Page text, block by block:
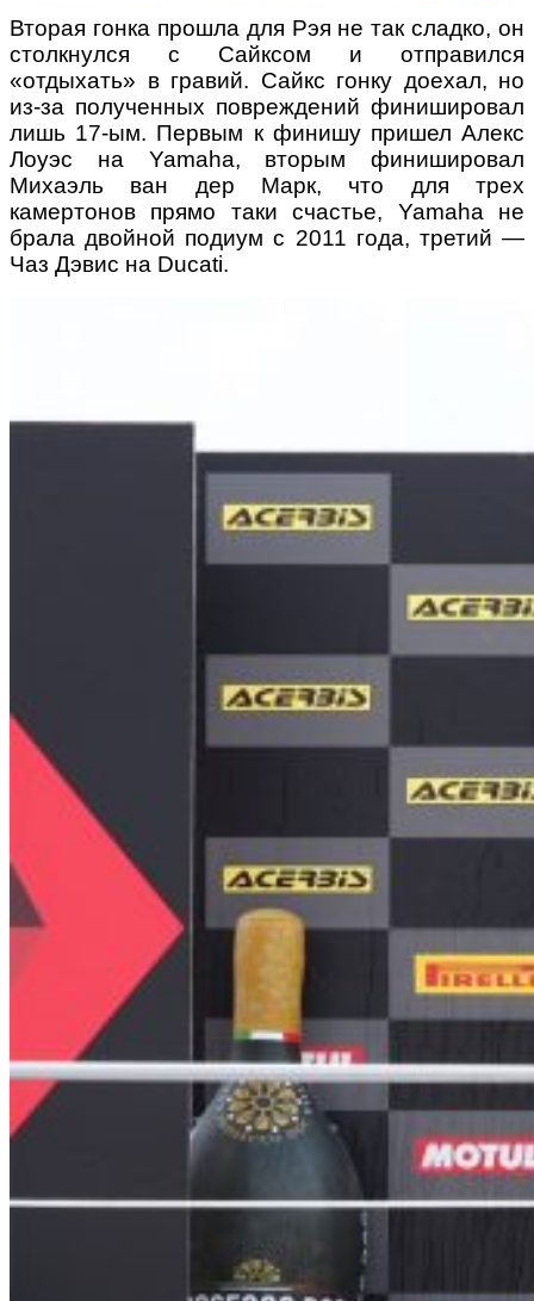
Вторая гонка прошла для Рэя не так сладко, он
столкнулся с Сайксом и отправился
«отдыхать» в гравий. Сайкс гонку доехал, но
из-за полученных повреждений финишировал
лишь 17-ым. Первым к финишу пришел Алекс
Лоуэс на Yamaha, вторым финишировал
Михаэль ван дер Марк, что для трех
камертонов прямо таки счастье, Yamaha не
брала двойной подиум с 2011 года, третий —
Чаз Дэвис на Ducati.